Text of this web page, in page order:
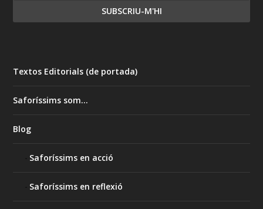
Textos Editorials (de portada)
Saforíssims som…
Blog
Saforíssims en acció
Saforíssims en reflexió